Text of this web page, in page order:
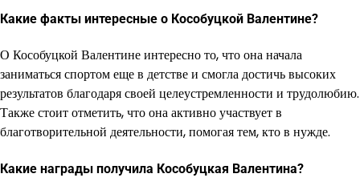
Какие факты интересные о Кособуцкой Валентине?
О Кособуцкой Валентине интересно то, что она начала
заниматься спортом еще в детстве и смогла достичь высоких
результатов благодаря своей целеустремленности и трудолюбию.
Также стоит отметить, что она активно участвует в
благотворительной деятельности, помогая тем, кто в нужде.
Какие награды получила Кособуцкая Валентина?